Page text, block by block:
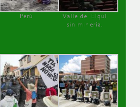
Perú
Valle del Elqui
sin minería.